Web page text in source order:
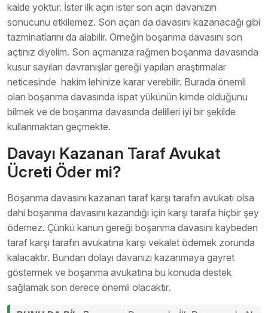
kaide yoktur. İster ilk açın ister son açın davanızın
sonucunu etkilemez. Son açan da davasını kazanacağı gibi
tazminatlarını da alabilir. Örneğin boşanma davasını son
açtınız diyelim. Son açmanıza rağmen boşanma davasında
kusur sayılan davranışlar gereği yapılan araştırmalar
neticesinde hakim lehinize karar verebilir. Burada önemli
olan boşanma davasında ispat yükünün kimde olduğunu
bilmek ve de boşanma davasında delilleri iyi bir şekilde
kullanmaktan geçmekte.
Davayı Kazanan Taraf Avukat
Ücreti Öder mi?
Boşanma davasını kazanan taraf karşı tarafın avukatı olsa
dahi boşanma davasını kazandığı için karşı tarafa hiçbir şey
ödemez. Çünkü kanun gereği boşanma davasını kaybeden
taraf karşı tarafın avukatına karşı vekalet ödemek zorunda
kalacaktır. Bundan dolayı davanızı kazanmaya gayret
göstermek ve boşanma avukatına bu konuda destek
sağlamak son derece önemli olacaktır.